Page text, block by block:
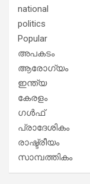
national
politics
Popular
അപകടം
ആരോഗ്യം
ഇന്ത്യ
കേരളം
ഗൾഫ്
പ്രാദേശികം
രാഷ്ട്രീയം
സാമ്പത്തികം